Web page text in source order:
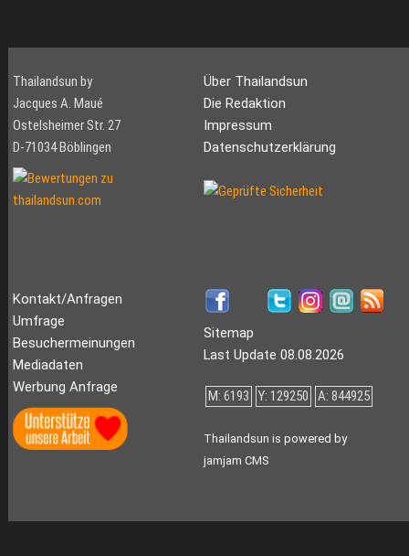
Thailandsun by
Jacques A. Maué
Ostelsheimer Str. 27
D-71034 Böblingen
Über Thailandsun
Die Redaktion
Impressum
Datenschutzerklärung
Kontakt/Anfragen
Umfrage
Besuchermeinungen
Mediadaten
Werbung Anfrage
Sitemap
Last Update 08.08.2026
M: 6193 Y: 129250 A: 844925
Thailandsun is powered by
jamjam CMS